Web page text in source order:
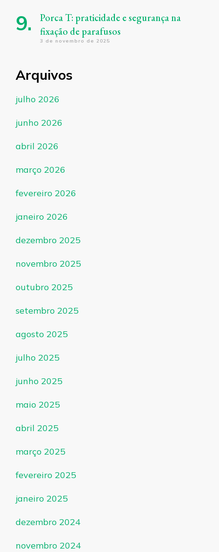
Porca T: praticidade e segurança na
fixação de parafusos
3 de novembro de 2025
Arquivos
julho 2026
junho 2026
abril 2026
março 2026
fevereiro 2026
janeiro 2026
dezembro 2025
novembro 2025
outubro 2025
setembro 2025
agosto 2025
julho 2025
junho 2025
maio 2025
abril 2025
março 2025
fevereiro 2025
janeiro 2025
dezembro 2024
novembro 2024